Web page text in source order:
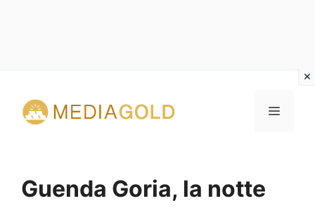
contenuto
MENU
Guenda Goria, la notte